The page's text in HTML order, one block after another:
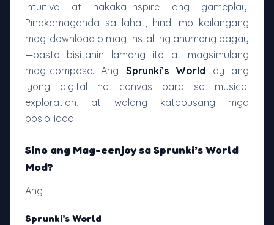
intuitive at nakaka-inspire ang gameplay.
Pinakamaganda sa lahat, hindi mo kailangang
mag-download o mag-install ng anumang bagay
—basta bisitahin lamang ito at magsimulang
mag-compose. Ang Sprunki’s World ay ang
iyong digital na canvas para sa musical
exploration, at walang katapusang mga
posibilidad!
Sino ang Mag-eenjoy sa Sprunki’s World
Mod?
Ang
Sprunki’s World